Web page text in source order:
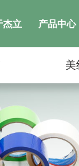
杰立 产品中心
美